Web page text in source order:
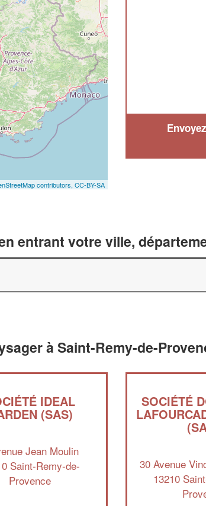
contributors, CC-BY-SA
entrant votre ville,
à Saint-Remy-de-
IDEAL
(SAS)
Jean Moulin
Saint-Remy-de-
Provence
SOCIÉTÉ
30 Avenue
13210